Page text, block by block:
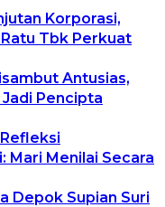
Korporasi,
Tbk Perkuat
Antusias,
Jadi Pencipta
Mari Menilai Secara
Depok Supian Suri